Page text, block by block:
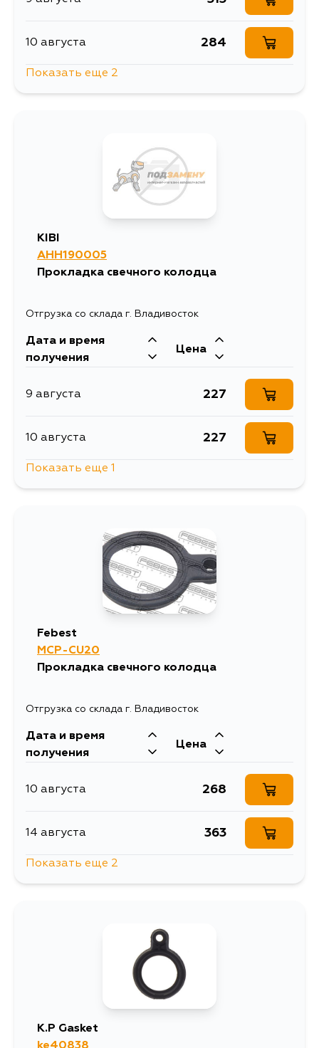
10 августа 284
Показать еще 2
KIBI
AHH190005
Прокладка свечного колодца
Отгрузка со склада г. Владивосток
Дата и время
получения
Цена
9 августа 227
10 августа 227
Показать еще 1
Febest
MCP-CU20
Прокладка свечного колодца
Отгрузка со склада г. Владивосток
Дата и время
получения
Цена
10 августа 268
14 августа 363
Показать еще 2
K.P Gasket
ke40838